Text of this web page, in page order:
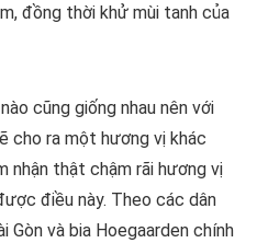
đồng thời khử mùi tanh của
cũng giống nhau nên với
cho ra một hương vị khác
nhận thật chậm rãi hương vị
điều này. Theo các dân
Gòn và bia Hoegaarden chính